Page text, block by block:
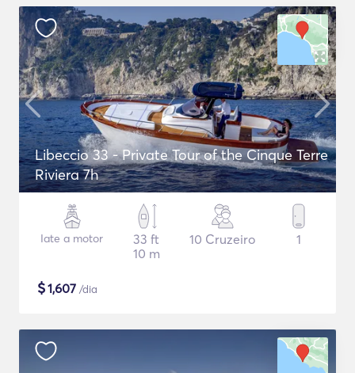
Libeccio 33 - Private Tour of the Cinque Terre
Riviera 7h
Iate a motor
33 ft
10 m
10 Cruzeiro 1
$1,607 /dia